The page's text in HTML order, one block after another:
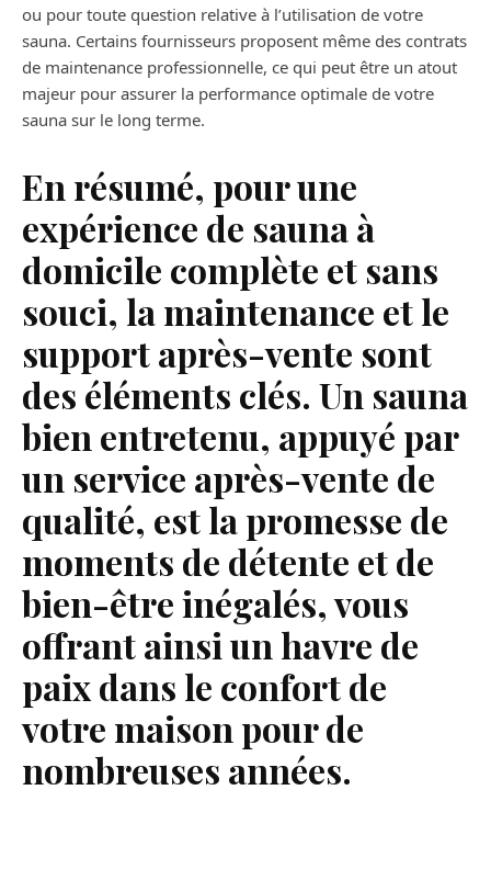
ou pour toute question relative à l’utilisation de votre
sauna. Certains fournisseurs proposent même des contrats
de maintenance professionnelle, ce qui peut être un atout
majeur pour assurer la performance optimale de votre
sauna sur le long terme.
En résumé, pour une
expérience de sauna à
domicile complète et sans
souci, la maintenance et le
support après-vente sont
des éléments clés. Un sauna
bien entretenu, appuyé par
un service après-vente de
qualité, est la promesse de
moments de détente et de
bien-être inégalés, vous
offrant ainsi un havre de
paix dans le confort de
votre maison pour de
nombreuses années.